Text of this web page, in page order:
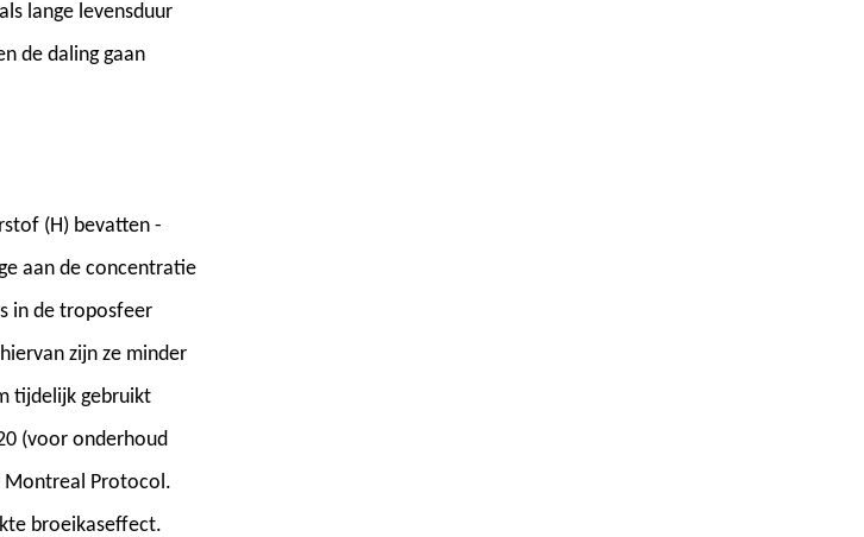
lange levensduur
de daling gaan
(H) bevatten -
aan de concentratie
in de troposfeer
zijn ze minder
tijdelijk gebruikt
(voor onderhoud
Montreal Protocol.
broeikaseffect.